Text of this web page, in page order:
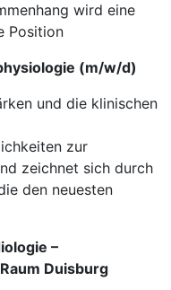
wird eine
Position
(m/w/d)
und die klinischen
zur
zeichnet sich durch
den neuesten
–
Duisburg